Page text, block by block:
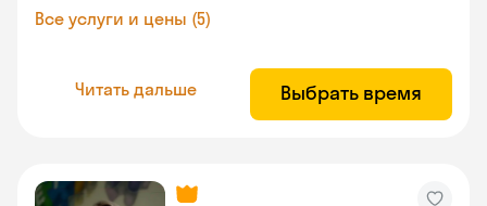
Все услуги и цены (5)
Читать дальше Выбрать время